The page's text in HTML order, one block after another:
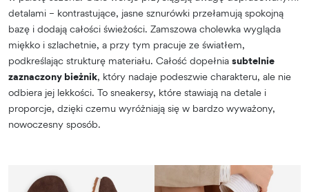
detalami – kontrastujące, jasne sznurówki przełamują spokojną
bazę i dodają całości świeżości. Zamszowa cholewka wygląda
miękko i szlachetnie, a przy tym pracuje ze światłem,
podkreślając strukturę materiału. Całość dopełnia subtelnie
zaznaczony bieżnik, który nadaje podeszwie charakteru, ale nie
odbiera jej lekkości. To sneakersy, które stawiają na detale i
proporcje, dzięki czemu wyróżniają się w bardzo wyważony,
nowoczesny sposób.